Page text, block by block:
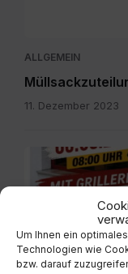
Um Ihnen ein
Technologien wie
bzw. darauf
ALLGEMEIN
11. Dezember 2023
IMG-
20260804-
ALLGEMEIN